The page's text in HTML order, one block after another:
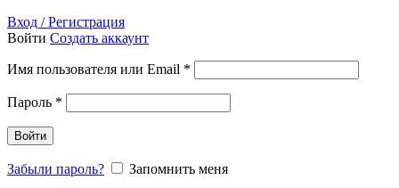
Вход / Регистрация
Войти Создать аккаунт
Имя пользователя или Email *
Пароль *
Войти
Забыли пароль?
Запомнить меня